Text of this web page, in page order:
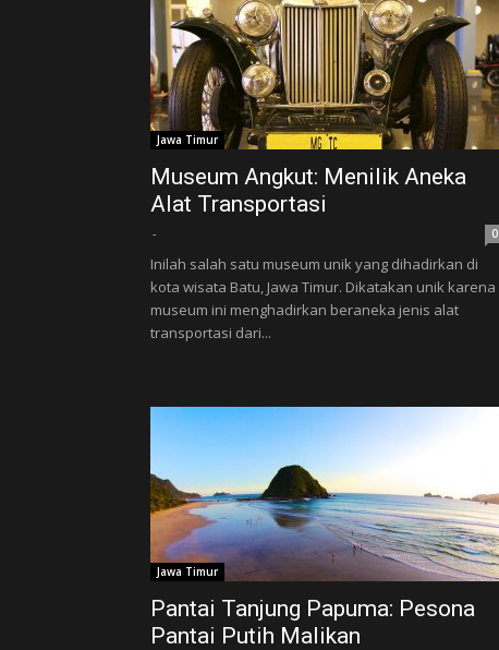
Jawa Timur
Museum Angkut: Menilik Aneka
Alat Transportasi
- 0
Inilah salah satu museum unik yang dihadirkan di
kota wisata Batu, Jawa Timur. Dikatakan unik karena
museum ini menghadirkan beraneka jenis alat
transportasi dari...
Jawa Timur
Pantai Tanjung Papuma: Pesona
Pantai Putih Malikan